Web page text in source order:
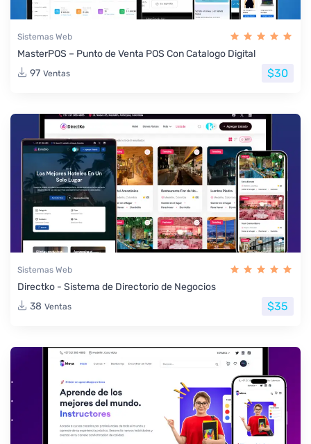
Sistemas Web
MasterPOS – Punto de Venta POS Con Catalogo Digital
97 Ventas $30
Sistemas Web
Directko - Sistema de Directorio de Negocios
38 Ventas $35